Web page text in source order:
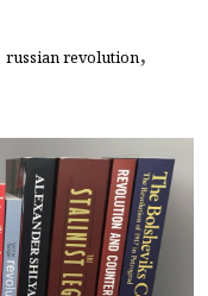
russian revolution,